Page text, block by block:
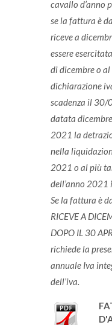
cavallo d’anno
se la fattura è
riceve a
essere
di dicembre o
dichiarazione
scadenza il 30/
datata
2021 la
nella
2021 o al più
dell’anno
Se la fattura è
RICEVE A
DOPO IL 30
richiede la
annuale Iva
dell’iva.